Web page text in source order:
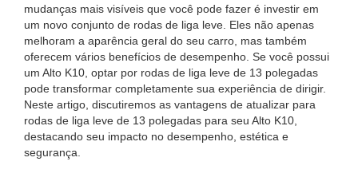
mudanças mais visíveis que você pode fazer é investir em
um novo conjunto de rodas de liga leve. Eles não apenas
melhoram a aparência geral do seu carro, mas também
oferecem vários benefícios de desempenho. Se você possui
um Alto K10, optar por rodas de liga leve de 13 polegadas
pode transformar completamente sua experiência de dirigir.
Neste artigo, discutiremos as vantagens de atualizar para
rodas de liga leve de 13 polegadas para seu Alto K10,
destacando seu impacto no desempenho, estética e
segurança.